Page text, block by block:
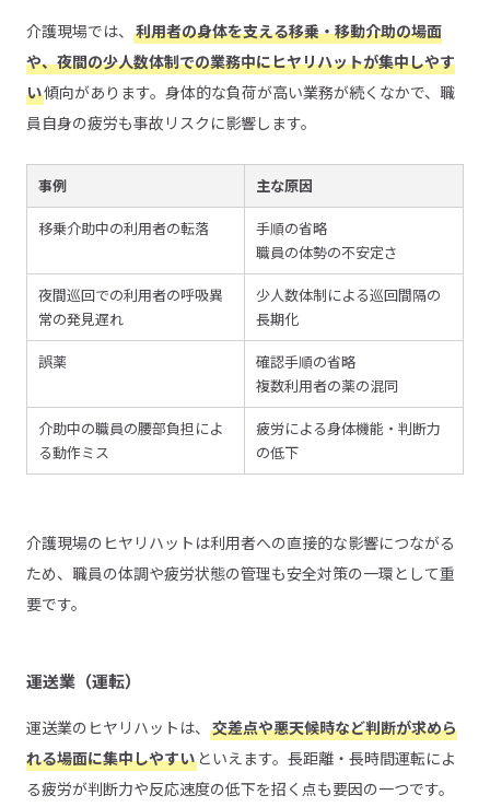
介護現場では、 利用者の身体を支える移乗・移動介助の場面
や、夜間の少人数体制での業務中にヒヤリハットが集中しやす
い傾向があります。身体的な負荷が高い業務が続くなかで、職
員自身の疲労も事故リスクに影響します。
事例 主な原因
移乗介助中の利用者の転落
手順の省略
職員の体勢の不安定さ
夜間巡回での利用者の呼吸異
常の発見遅れ
少人数体制による巡回間隔の
長期化
誤薬
確認手順の省略
複数利用者の薬の混同
介助中の職員の腰部負担によ
る動作ミス
疲労による身体機能・判断力
の低下
介護現場のヒヤリハットは利用者への直接的な影響につながる
ため、職員の体調や疲労状態の管理も安全対策の一環として重
要です。
運送業（運転）
運送業のヒヤリハットは、 交差点や悪天候時など判断が求めら
れる場面に集中しやすい といえます。長距離・長時間運転によ
る疲労が判断力や反応速度の低下を招く点も要因の一つです。